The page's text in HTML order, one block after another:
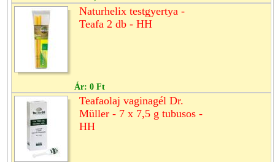
Naturhelix testgyertya -
Teafa 2 db - HH
Ár: 0 Ft
Teafaolaj vaginagél Dr.
Müller - 7 x 7,5 g tubusos -
HH